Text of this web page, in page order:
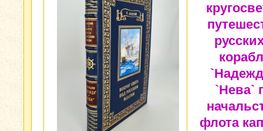
`Нева`
флота